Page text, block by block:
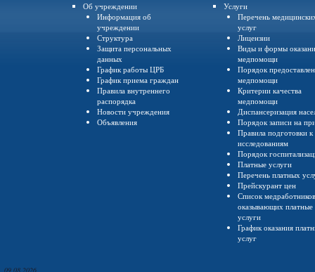
Об учреждении
Информация об
учреждении
Структура
Защита персональных
данных
График работы ЦРБ
График приема граждан
Правила внутреннего
распорядка
Новости учреждения
Объявления
Услуги
Перечень
услуг
Лицензии
Виды и формы
медпомощи
Порядок
медпомощи
Критерии качества
медпомощи
Диспансеризация
Порядок записи на
Правила подготовки к
исследованиям
Порядок
Платные услуги
Перечень платных
Прейскурант цен
Список
оказывающих платные
услуги
График оказания
услуг
09.08.2026